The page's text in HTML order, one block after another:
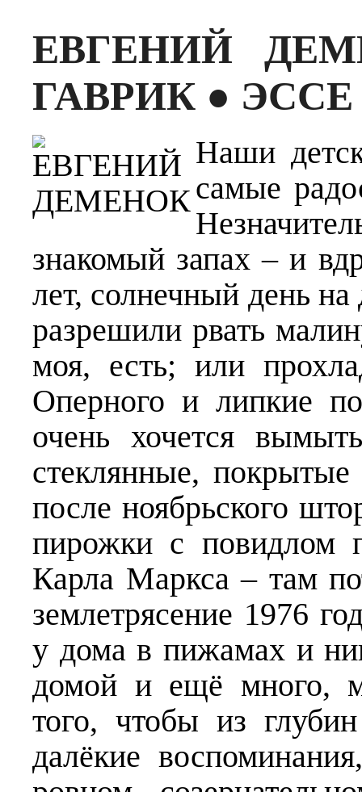
ЕВГЕНИЙ
ГАВРИК ● ЭССЕ
Наши
самые
знакомый запах – и
лет, солнечный день
разрешили рвать
моя, есть; или
Оперного и липкие
очень хочется
стеклянные, покрытые
после ноябрьского
пирожки с повидлом
Карла Маркса – там
землетрясение 1976
у дома в пижамах и
домой и ещё много,
того, чтобы из
далёкие